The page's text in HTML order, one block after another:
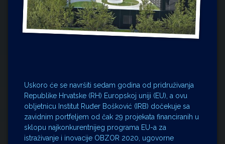
Miroslav Šantek
Uskoro će se navršiti sedam godina od pridruživanja
Republike Hrvatske (RH) Europskoj uniji (EU), a ovu
obljetnicu Institut Ruđer Bošković (IRB) dočekuje sa
zavidnim portfeljem od čak 29 projekata financiranih u
sklopu najkonkurentnijeg programa EU-a za
istraživanje i inovacije OBZOR 2020, ugovorne